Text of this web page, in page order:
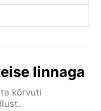
linnaga
kõrvuti